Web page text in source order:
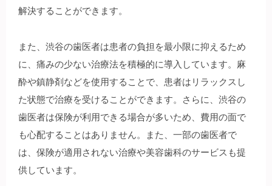
解決することができます。
また、渋谷の歯医者は患者の負担を最小限に抑えるため
に、痛みの少ない治療法を積極的に導入しています。麻
酔や鎮静剤などを使用することで、患者はリラックスし
た状態で治療を受けることができます。さらに、渋谷の
歯医者は保険が利用できる場合が多いため、費用の面で
も心配することはありません。また、一部の歯医者で
は、保険が適用されない治療や美容歯科のサービスも提
供しています。